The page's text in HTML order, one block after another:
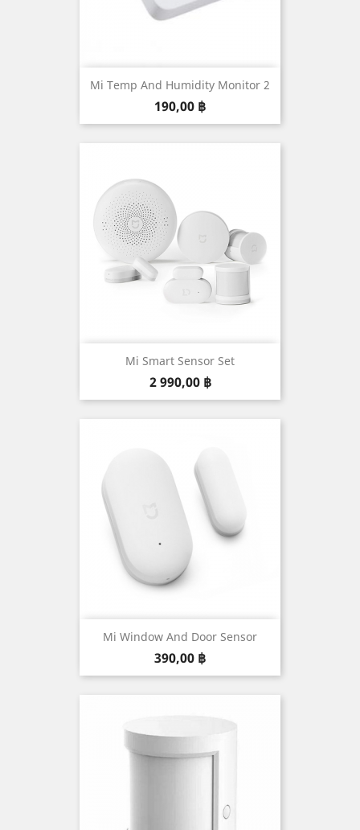
Mi Temp And Humidity Monitor 2
Prix
190,00 ฿
Mi Smart Sensor Set
Prix
2 990,00 ฿
Mi Window And Door Sensor
Prix
390,00 ฿